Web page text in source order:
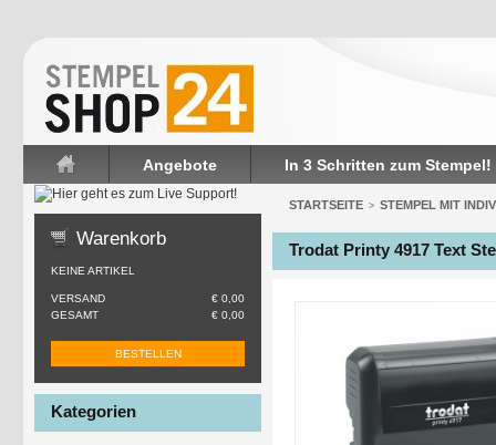
Startseite
Angebote In 3 Schritten zum Stempel!
Warenkorb
KEINE ARTIKEL
VERSAND
€ 0,00
GESAMT
€ 0,00
BESTELLEN
Kategorien
STARTSEITE > STEMPEL MIT
Trodat Printy 4917 Text